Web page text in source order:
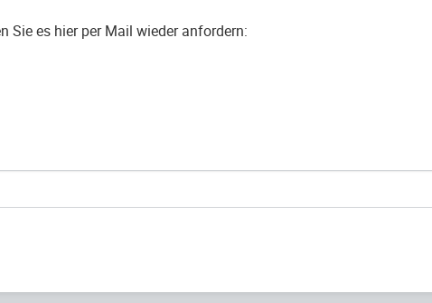
Sie es hier per Mail wieder anfordern: